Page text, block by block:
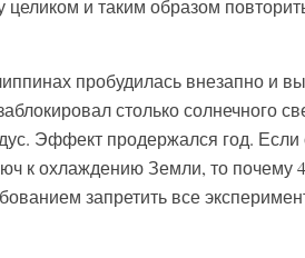
и таким образом
пробудилась внезапно и
столько солнечного
Эффект продержался год.
к охлаждению Земли, то почему
запретить все